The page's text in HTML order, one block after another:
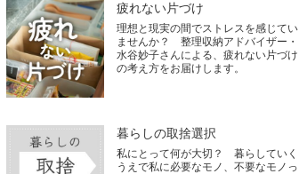
疲れない片づけ
理想と現実の間でストレスを感じてい
ませんか？ 整理収納アドバイザー・
水谷妙子さんによる、疲れない片づけ
の考え方をお届けします。
暮らしの取捨選択
私にとって何が大切？ 暮らしていく
うえで私に必要なモノ、不要なモノっ